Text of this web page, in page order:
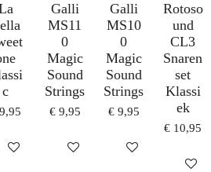
c
WINKELWAGEN
Galli
MS11
0
Magic
Sound
Strings
€ 9,95
IN WINKELWAGEN
Galli
MS10
0
Magic
Sound
Strings
€ 9,95
IN
Rotoso
und
CL3
Snaren
set
Klassi
ek
€ 10,95
IN